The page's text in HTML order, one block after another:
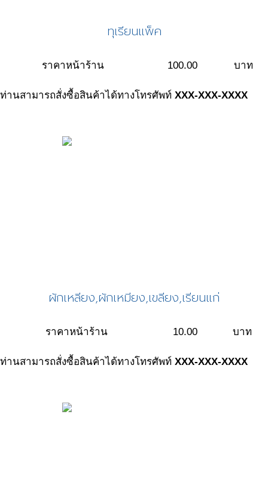
ทุเรียนแพ็ค
ราคาหน้าร้าน 100.00 บาท
ท่านสามารถสั่งซื้อสินค้าได้ทางโทรศัพท์ XXX-XXX-XXXX
ผักเหลียง,ผักเหมียง,เขลียง,เรียนแก่
ราคาหน้าร้าน 10.00 บาท
ท่านสามารถสั่งซื้อสินค้าได้ทางโทรศัพท์ XXX-XXX-XXXX